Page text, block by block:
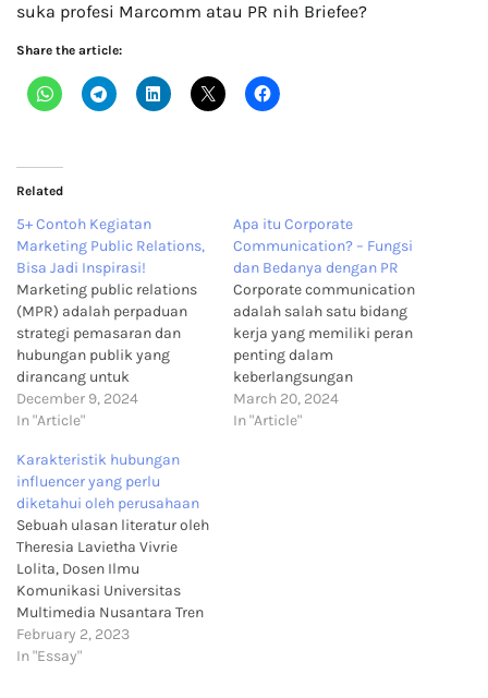
suka profesi Marcomm atau PR nih Briefee?
Share the article:
Related
5+ Contoh Kegiatan
Marketing Public Relations,
Bisa Jadi Inspirasi!
Marketing public relations
(MPR) adalah perpaduan
strategi pemasaran dan
hubungan publik yang
dirancang untuk
membangun citra positif
sekaligus memperkuat
audiens. Dalam praktiknya,
MPR melibatkan berbagai
kegiatan kreatif yang
mampu meningkatkan
awareness, engagement,
hingga loyalitas terhadap
brand. Artikel ini akan
mengulas beberapa contoh
kegiatan marketing public
relations yang bisa…
December 9, 2024
In "Article"
Apa itu Corporate
Communication? – Fungsi
dan Bedanya dengan PR
Corporate communication
adalah salah satu bidang
kerja yang memiliki peran
penting dalam
keberlangsungan
komunikasi di perusahaan.
Sama dengan public
March 20, 2024
In "Article"
Karakteristik hubungan
influencer yang perlu
diketahui oleh perusahaan
Sebuah ulasan literatur oleh
Theresia Lavietha Vivrie
Lolita, Dosen Ilmu
Komunikasi Universitas
Multimedia Nusantara Tren
penggunaan influencer
masih cukup tinggi bagi
February 2, 2023
In "Essay"